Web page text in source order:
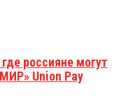
россияне могут
Union Pay